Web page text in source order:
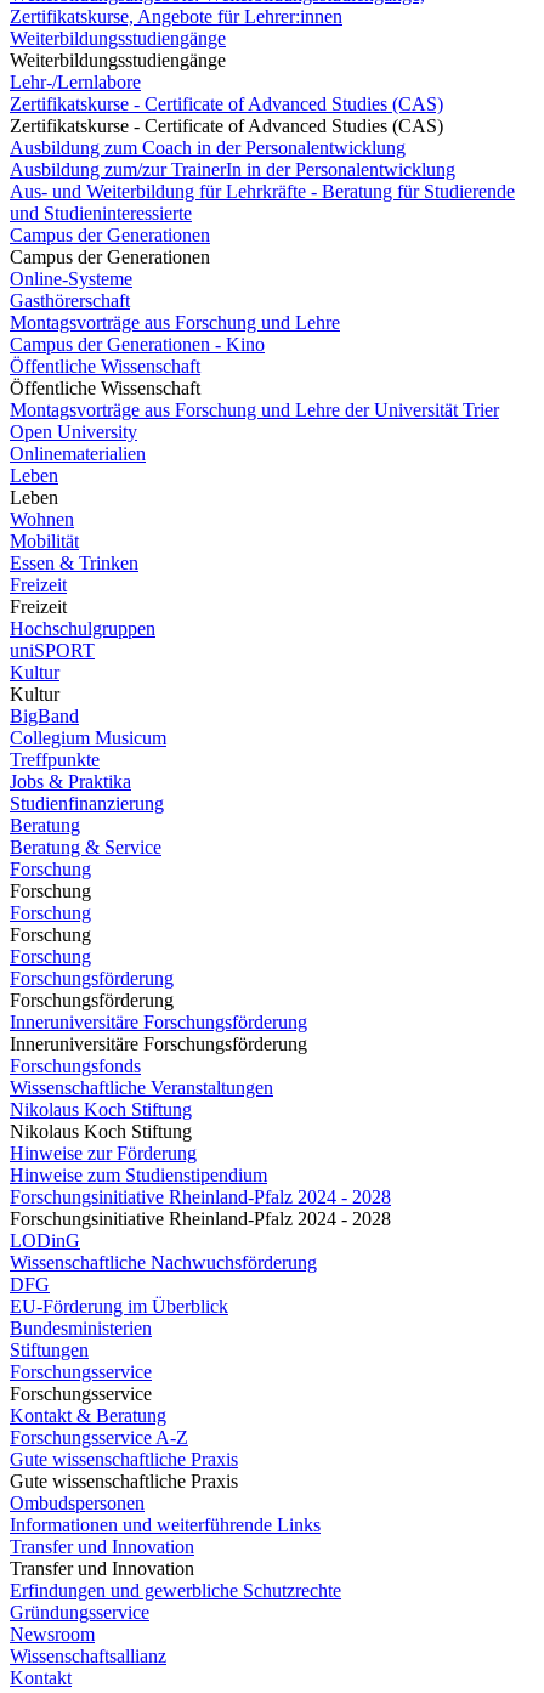
Zertifikatskurse, Angebote für Lehrer:innen
Weiterbildungsstudiengänge
Weiterbildungsstudiengänge
Lehr-/Lernlabore
Zertifikatskurse - Certificate of Advanced Studies (CAS)
Zertifikatskurse - Certificate of Advanced Studies (CAS)
Ausbildung zum Coach in der Personalentwicklung
Ausbildung zum/zur TrainerIn in der Personalentwicklung
Aus- und Weiterbildung für Lehrkräfte - Beratung für Studierende
und Studieninteressierte
Campus der Generationen
Campus der Generationen
Online-Systeme
Gasthörerschaft
Montagsvorträge aus Forschung und Lehre
Campus der Generationen - Kino
Öffentliche Wissenschaft
Öffentliche Wissenschaft
Montagsvorträge aus Forschung und Lehre der Universität Trier
Open University
Onlinematerialien
Leben
Leben
Wohnen
Mobilität
Essen & Trinken
Freizeit
Freizeit
Hochschulgruppen
uniSPORT
Kultur
Kultur
BigBand
Collegium Musicum
Treffpunkte
Jobs & Praktika
Studienfinanzierung
Beratung
Beratung & Service
Forschung
Forschung
Forschung
Forschung
Forschung
Forschungsförderung
Forschungsförderung
Inneruniversitäre Forschungsförderung
Inneruniversitäre Forschungsförderung
Forschungsfonds
Wissenschaftliche Veranstaltungen
Nikolaus Koch Stiftung
Nikolaus Koch Stiftung
Hinweise zur Förderung
Hinweise zum Studienstipendium
Forschungsinitiative Rheinland-Pfalz 2024 - 2028
Forschungsinitiative Rheinland-Pfalz 2024 - 2028
LODinG
Wissenschaftliche Nachwuchsförderung
DFG
EU-Förderung im Überblick
Bundesministerien
Stiftungen
Forschungsservice
Forschungsservice
Kontakt & Beratung
Forschungsservice A-Z
Gute wissenschaftliche Praxis
Gute wissenschaftliche Praxis
Ombudspersonen
Informationen und weiterführende Links
Transfer und Innovation
Transfer und Innovation
Erfindungen und gewerbliche Schutzrechte
Gründungsservice
Newsroom
Wissenschaftsallianz
Kontakt